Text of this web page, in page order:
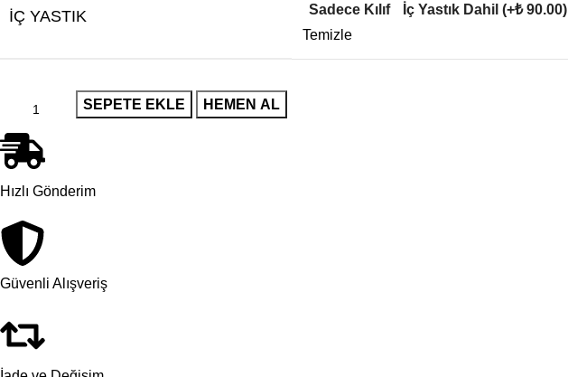
İÇ YASTIK Sadece Kılıf
İç Yastık Dahil (+₺ 90.00)
Temizle
SEPETE EKLE HEMEN AL
Hızlı Gönderim
Güvenli Alışveriş